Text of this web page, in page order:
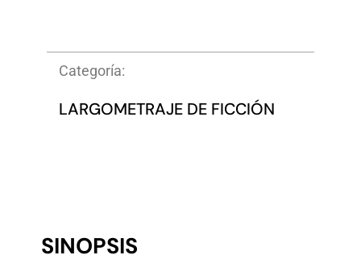
Categoría:
LARGOMETRAJE DE FICCIÓN
SINOPSIS